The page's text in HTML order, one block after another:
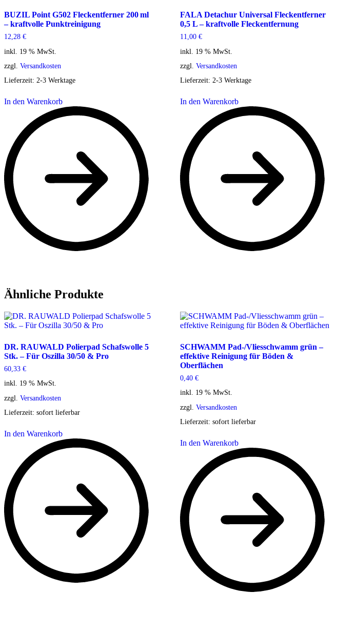
BUZIL Point G502 Fleckentferner 200 ml
– kraftvolle Punktreinigung
12,28 €
inkl. 19 % MwSt.
zzgl. Versandkosten
Lieferzeit: 2-3 Werktage
In den Warenkorb
FALA Detachur Universal Fleckentferner
0,5 L – kraftvolle Fleckentfernung
11,00€
inkl. 19 % MwSt.
zzgl.Versandkosten
Lieferzeit: 2-3 Werktage
In den Warenkorb
Ähnliche Produkte
DR. RAUWALD Polierpad Schafswolle 5
Stk. – Für Oszilla 30/50 & Pro
60,33 €
inkl. 19 % MwSt.
zzgl. Versandkosten
Lieferzeit: sofort lieferbar
In den Warenkorb
SCHWAMM Pad-/Vliesschwamm grün –
effektive Reinigung für Böden &
Oberflächen
0,40€
inkl. 19 % MwSt.
zzgl.Versandkosten
Lieferzeit:sofort lieferbar
In den Warenkorb